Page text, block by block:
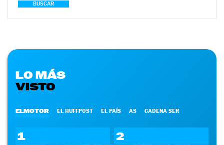
BUSCAR
LO MÁS
VISTO
ELMOTOR EL HUFFPOST EL PAÍS AS CADENA SER
1 2